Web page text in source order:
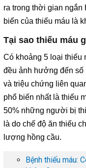
ra trong thời gian ngắn
biến của thiếu máu là
Tại sao thiếu máu
Có khoảng 5 loại thiếu
đều ảnh hưởng đến
và triệu chứng liên
phổ biến nhất là thiếu
50% những người bị
là do chế độ ăn thiếu
lượng hồng cầu.
Bệnh thiếu máu: